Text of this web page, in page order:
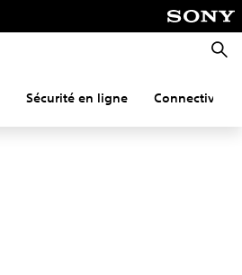
Sécurité en ligne Connectivité